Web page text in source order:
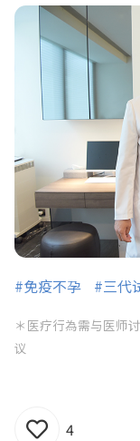
#免疫不孕 #三代
＊医疗行為需与医师
议
4